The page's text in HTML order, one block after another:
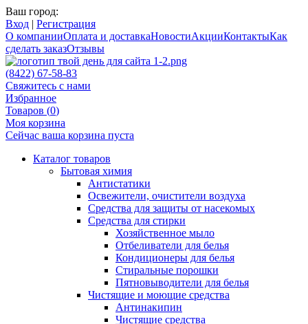
Ваш город:
Вход | Регистрация
О компанииОплата и доставкаНовостиАкцииКонтактыКак
сделать заказОтзывы
(8422) 67-58-83
Свяжитесь с нами
Избранное
Товаров (0)
Моя корзина
Сейчас ваша корзина пуста
Каталог товаров
Бытовая химия
Антистатики
Освежители, очистители воздуха
Средства для защиты от насекомых
Средства для стирки
Хозяйственное мыло
Отбеливатели для белья
Кондиционеры для белья
Стиральные порошки
Пятновыводители для белья
Чистящие и моющие средства
Антинакипин
Чистящие средства